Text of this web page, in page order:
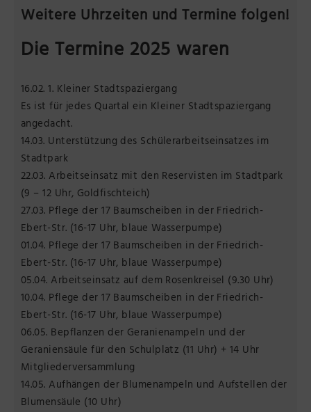
Weitere Uhrzeiten und Termine folgen!
Die Termine 2025 waren
16.02. 1. Kleiner Stadtspaziergang
Es ist für jedes Quartal ein Kleiner Stadtspaziergang
angedacht.
14.03. Unterstützung des Schülerarbeitseinsatzes im
Stadtpark
22.03. Arbeitseinsatz mit den Reservisten im Stadtpark
(9 – 12 Uhr, Goldfischteich)
27.03. Pflege der 17 Baumscheiben in der Friedrich-
Ebert-Str. (16-17 Uhr, blaue Wasserpumpe)
01.04. Pflege der 17 Baumscheiben in der Friedrich-
Ebert-Str. (16-17 Uhr, blaue Wasserpumpe)
05.04. Arbeitseinsatz auf dem Rosenkreisel (9.30 Uhr)
10.04. Pflege der 17 Baumscheiben in der Friedrich-
Ebert-Str. (16-17 Uhr, blaue Wasserpumpe)
06.05. Bepflanzen der Geranienampeln und der
Geraniensäule für den Schulplatz (11 Uhr) + 14 Uhr
Mitgliederversammlung
14.05. Aufhängen der Blumenampeln und Aufstellen der
Blumensäule (10 Uhr)